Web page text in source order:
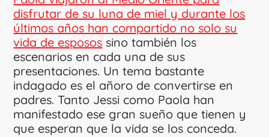
disfrutar de su luna de miel y durante los
últimos años han compartido no solo su
vida de esposos sino también los
escenarios en cada una de sus
presentaciones. Un tema bastante
indagado es el añoro de convertirse en
padres. Tanto Jessi como Paola han
manifestado ese gran sueño que tienen y
que esperan que la vida se los conceda.